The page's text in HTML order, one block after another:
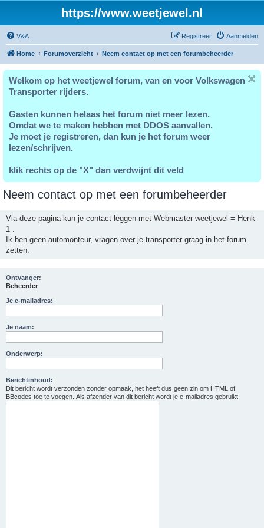
https://www.weetjewel.nl
V&A Aanmelden
Registreer
Home Forumoverzicht Neem contact op met een forumbeheerder
Welkom op het weetjewel forum, van en voor Volkswagen
Transporter rijders.
Gasten kunnen helaas het forum niet meer lezen.
Omdat we te maken hebben met DDOS aanvallen.
Je moet je registreren, dan kun je het forum weer
lezen/schrijven.
klik rechts op de "X" dan verdwijnt dit veld
Neem contact op met een forumbeheerder
Via deze pagina kun je contact leggen met Webmaster weetjewel = Henk-
1 .
Ik ben geen automonteur, vragen over je transporter graag in het forum
zetten.
Ontvanger:
Beheerder
Je e-mailadres:
Je naam:
Onderwerp:
Berichtinhoud:
Dit bericht wordt verzonden zonder opmaak, het heeft dus geen zin om HTML of
BBcodes toe te voegen. Als afzender van dit bericht wordt je e-mailadres gebruikt.